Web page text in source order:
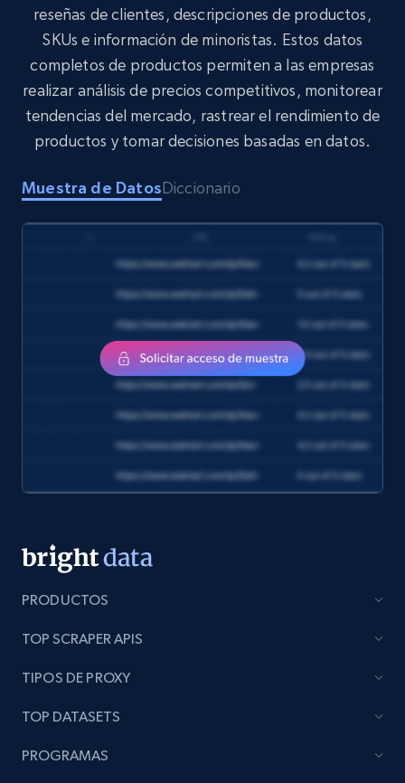
Target
URL, Product id, Title, Product description,
Rating, Reviews count, Initial price, Discount,
and more.
eCommerce
1.3K+ 175+
amazon, Description amazon, Initial price
amazon, Currency amazon, Availability amazon,
and more.
eCommerce
132+ Buy Now
Zara - Products
Category id, Product id, Product name, Price,
more.
eCommerce
reseñas de clientes, descripciones de productos,
SKUs e información de minoristas. Estos datos
completos de productos permiten a las empresas
realizar análisis de precios competitivos, monitorear
tendencias del mercado, rastrear el rendimiento de
productos y tomar decisiones basadas en datos.
Muestra de DatosDiccionario
PRODUCTOS
TOP SCRAPER APIS
TIPOS DE PROXY
TOP DATASETS
PROGRAMAS